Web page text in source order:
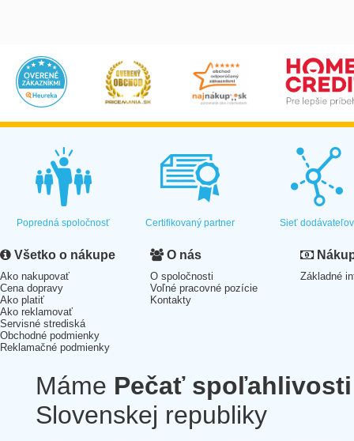
Popredná spoločnosť Certifikovaný partner Sieť dodávateľov
Všetko o nákupe
Ako nakupovať
Cena dopravy
Ako platiť
Ako reklamovať
Servisné strediská
Obchodné podmienky
Reklamačné podmienky
O nás
O spoločnosti
Voľné pracovné pozície
Kontakty
Základné
Máme Pečať spoľahlivosti
Slovenskej republiky